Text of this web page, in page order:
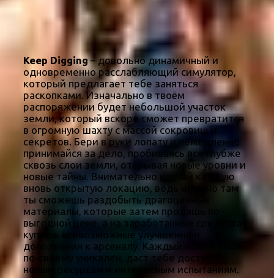
Keep Digging– довольно динамичный и
одновременно расслабляющий симулятор,
который предлагает тебе заняться
раскопками. Изначально в твоём
распоряжении будет небольшой участок
земли, который вскоре сможет превратится
в огромную шахту с массой сокровищ и
секретов. Бери в руки лопату и немедленно
принимайся за дело, пробиваясь все глубже
сквозь слои земли, открывая новые уровни и
новые тайны. Внимательно изучай каждую
вновь открытую локацию, ведь именно там
ты сможешь раздобыть драгоценные
материалы, которые затем продашь по
выгодной цене, а на заработанные средства
купишь всевозможные улучшения и
дополнения к арсеналу. Каждый новый биом
по-своему уникален, даст тебе доступ к
новым ресурсам и интересным испытаниям.